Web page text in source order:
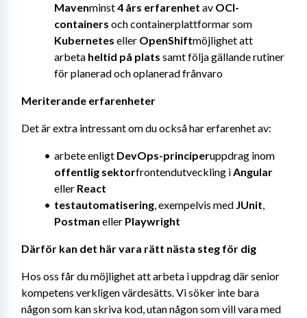
Mavenminst 4 års erfarenhet av OCI-
containers
Kubernetes eller OpenShiftmöjlighet att
arbeta heltid på plats samt följa gällande rutiner
för planerad och oplanerad frånvaro
Meriterande erfarenheter
Det är extra intressant om du också har erfarenhet av:
arbete enligt DevOps-principer
uppdrag inom
offentlig sektorfrontendutveckling i Angular
eller React
testautomatisering, exempelvis med JUnit ,
Postman eller Playwright
Därför kan det här vara rätt nästa steg för dig
Hos oss får du möjlighet att arbeta i uppdrag där senior
kompetens verkligen värdesätts. Vi söker inte bara
någon som kan skriva kod, utan någon som vill vara med